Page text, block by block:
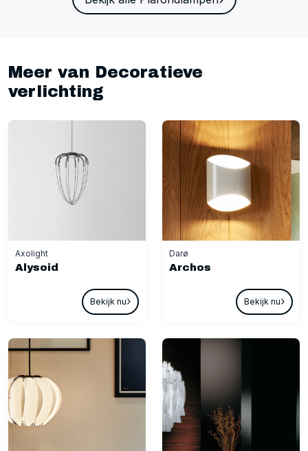
Meer van Decoratieve
verlichting
Axolight
Alysoid
Bekijk nu
Darø
Archos
Bekijk nu